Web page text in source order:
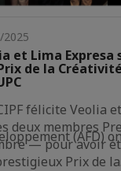
(AFD)
2025
et Lima
de la
félicite Veolia
deux membres
— pour avoir
Prix de